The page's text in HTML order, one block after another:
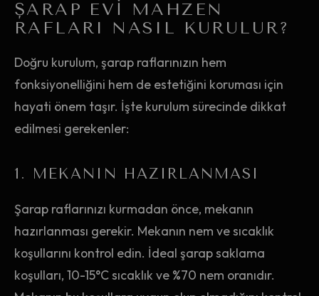
ŞARAP EVI MAHZEN
RAFLARI NASIL KURULUR?
Doğru kurulum, şarap raflarınızın hem
fonksiyonelliğini hem de estetiğini koruması için
hayati önem taşır. İşte kurulum sürecinde dikkat
edilmesi gerekenler:
1. MEKANIN HAZIRLANMASI
Şarap raflarınızı kurmadan önce, mekanın
hazırlanması gerekir. Mekanın nem ve sıcaklık
koşullarını kontrol edin. İdeal şarap saklama
koşulları, 10-15°C sıcaklık ve %70 nem oranıdır.